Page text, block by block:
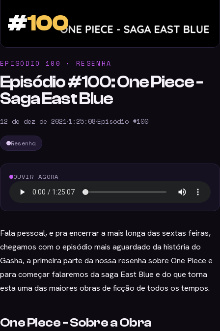
#100
EPISÓDIO 100 • RESENHA
Episódio #100: One Piece -
Saga East Blue
12 de dez de 2021 1:25:08 Episódio #100
Resenha
OUVIR AGORA
Fala pessoal, e pra encerrar a mais longa das sextas feiras,
chegamos com o episódio mais aguardado da história do
Gasha, a primeira parte da nossa resenha sobre One Piece e
para começar falaremos da saga East Blue e do que torna
esta uma das maiores obras de ficção de todos os tempos.
One Piece - Sobre a Obra